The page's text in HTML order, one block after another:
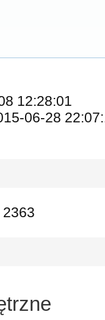
12:28:01
06-28